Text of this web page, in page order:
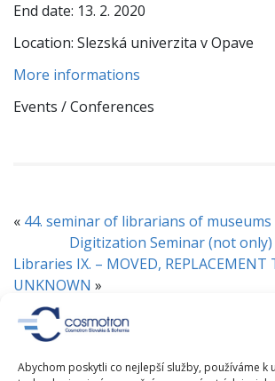
Abychom poskytli co nejlepší služby, používáme
End date: 13. 2. 2020
Location: Slezská univerzita v Opave
More informations
Events / Conferences
« 44. seminar of librarians of
Digitization Seminar (not
Libraries IX. – MOVED, REPLACEMENT
UNKNOWN »